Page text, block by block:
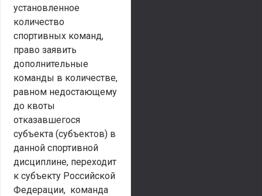
установленное
количество
спортивных команд,
право заявить
дополнительные
команды в количестве,
равном недостающему
до квоты
отказавшегося
субъекта (субъектов) в
данной спортивной
дисциплине, переходит
к субъекту Российской
Федерации, команда